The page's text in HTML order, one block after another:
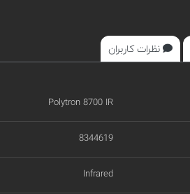
نظرات کاربران
Polytron 8700 IR
8344619
Infrared